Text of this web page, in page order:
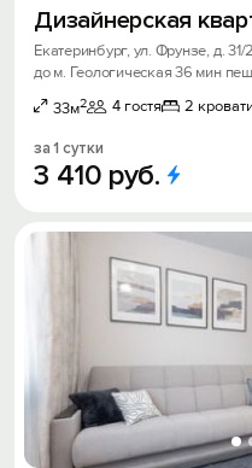
Дизайнерская
Екатеринбург, ул. Фрунзе, д. 31/
до м. Геологическая 36 мин
33м2 4 гостя 2
за 1 сутки
3 410 руб.